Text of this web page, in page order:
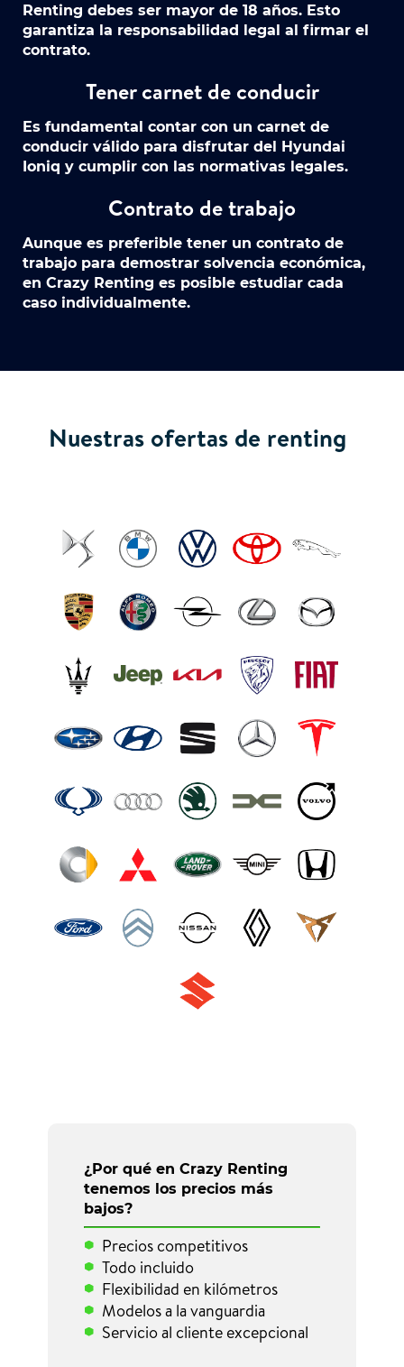
Renting debes ser mayor de 18 años. Esto
garantiza la responsabilidad legal al firmar el
contrato.
Tener carnet de conducir
Es fundamental contar con un carnet de
conducir válido para disfrutar del Hyundai
Ioniq y cumplir con las normativas legales.
Contrato de trabajo
Aunque es preferible tener un contrato de
trabajo para demostrar solvencia económica,
en Crazy Renting es posible estudiar cada
caso individualmente.
Nuestras ofertas de renting
¿Por qué en Crazy Renting
tenemos los precios más
bajos?
Precios competitivos
Todo incluido
Flexibilidad en kilómetros
Modelos a la vanguardia
Servicio al cliente excepcional